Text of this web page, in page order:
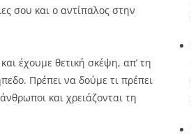
σου και ο αντίπαλος στην
έχουμε θετική σκέψη, απ’ τη
Πρέπει να δούμε τι πρέπει
και χρειάζονται τη